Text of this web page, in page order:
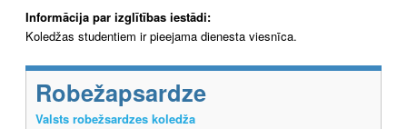
Informācija par izglītības iestādi:
Koledžas studentiem ir pieejama dienesta viesnīca.
Robežapsardze
Valsts robežsardzes koledža